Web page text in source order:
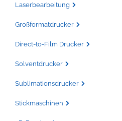
Laserbearbeitung
Großformatdrucker
Direct-to-Film Drucker
Solventdrucker
Sublimationsdrucker
Stickmaschinen